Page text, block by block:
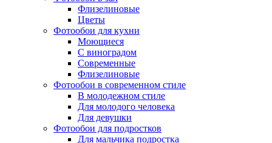
Флизелиновые
Цветы
Фотообои для кухни
Моющиеся
С виноградом
Современные
Флизелиновые
Фотообои в современном стиле
В молодежном стиле
Для молодого человека
Для девушки
Фотообои для подростков
Для мальчика подростка